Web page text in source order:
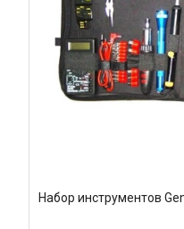
Набор инструментов